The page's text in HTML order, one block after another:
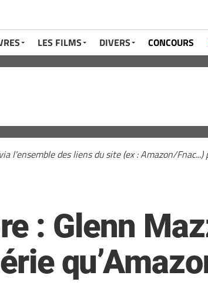
LES FILMS DIVERS CONCOURS
l'ensemble des liens du site (ex : Amazon/
: Glenn